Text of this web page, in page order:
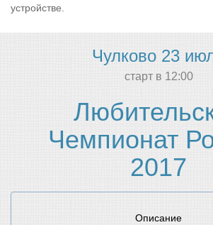
устройстве.
Чулково 23
cтарт в 12:00
Чемпионат
2017
Описание